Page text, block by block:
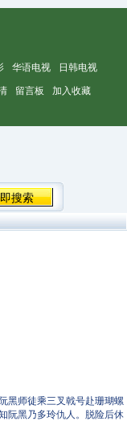
华语电视 日韩电视
留言板 加入收藏
师徒乘三叉戟号赴珊瑚螺
阮黑乃多玲仇人。脱险后休